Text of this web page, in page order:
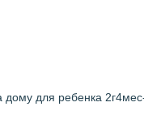
дому для ребенка